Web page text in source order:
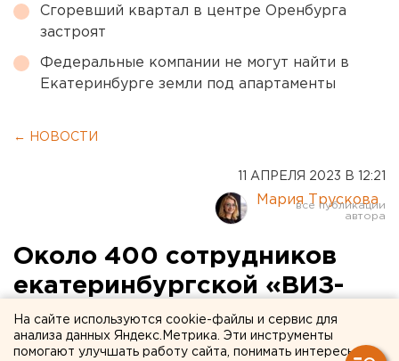
Сгоревший квартал в центре Оренбурга
застроят
Федеральные компании не могут найти в
Екатеринбурге земли под апартаменты
← НОВОСТИ
11 АПРЕЛЯ 2023 В 12:21
Мария Трускова
Около 400 сотрудников
екатеринбургской «ВИЗ-
Стали» поучаствовали в
Неделе здоровья
На сайте используются cookie-файлы и сервис для
анализа данных Яндекс.Метрика. Эти инструменты
помогают улучшать работу сайта, понимать интересы